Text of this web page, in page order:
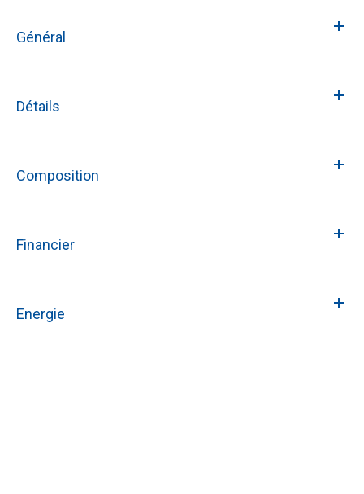
Général
Détails
Composition
Financier
Energie